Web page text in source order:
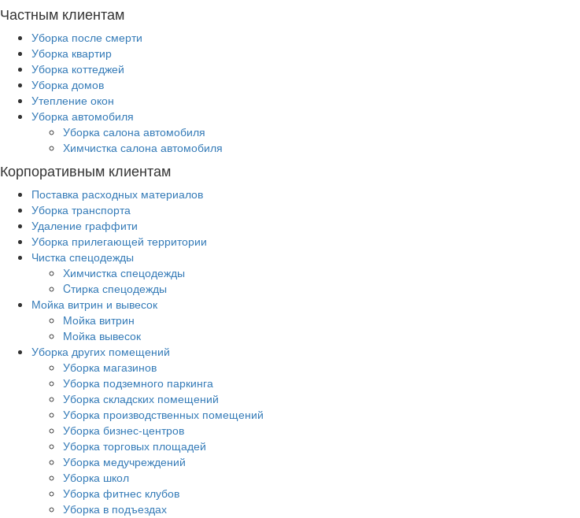
Частным клиентам
Уборка после смерти
Уборка квартир
Уборка коттеджей
Уборка домов
Утепление окон
Уборка автомобиля
Уборка салона автомобиля
Химчистка салона автомобиля
Корпоративным клиентам
Поставка расходных материалов
Уборка транспорта
Удаление граффити
Уборка прилегающей территории
Чистка спецодежды
Химчистка спецодежды
Cтирка спецодежды
Мойка витрин и вывесок
Мойка витрин
Мойка вывесок
Уборка других помещений
Уборка магазинов
Уборка подземного паркинга
Уборка складских помещений
Уборка производственных помещений
Уборка бизнес-центров
Уборка торговых площадей
Уборка медучреждений
Уборка школ
Уборка фитнес клубов
Уборка в подъездах